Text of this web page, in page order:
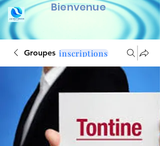
Bienvenue
Groupes inscriptions